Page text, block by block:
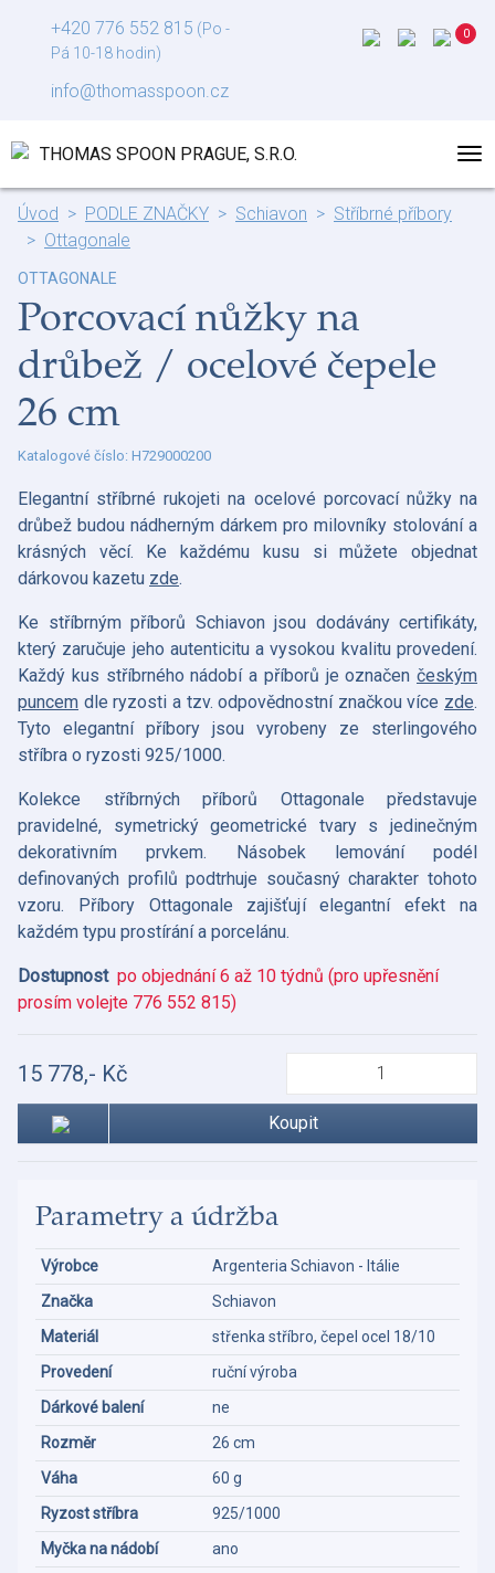
+420 776 552 815 (Po -
Pá 10-18 hodin)
info@thomasspoon.cz
Úvod PODLE ZNAČKY Schiavon
Stříbrné příbory
Ottagonale
OTTAGONALE
Porcovací nůžky na
drůbež / ocelové čepele
26 cm
Katalogové číslo: H729000200
Elegantní stříbrné rukojeti na ocelové porcovací nůžky na
drůbež budou nádherným dárkem pro milovníky stolování a
krásných věcí. Ke každému kusu si můžete objednat
dárkovou kazetu zde.
Ke stříbrným příborů Schiavon jsou dodávány certifikáty,
který zaručuje jeho autenticitu a vysokou kvalitu provedení.
Každý kus stříbrného nádobí a příborů je označen českým
puncem dle ryzosti a tzv. odpovědnostní značkou více zde.
Tyto elegantní příbory jsou vyrobeny ze sterlingového
stříbra o ryzosti 925/1000.
Kolekce stříbrných příborů Ottagonale představuje
pravidelné, symetrický geometrické tvary s jedinečným
dekorativním prvkem. Násobek lemování podél
definovaných profilů podtrhuje současný charakter tohoto
vzoru. Příbory Ottagonale zajišťují elegantní efekt na
každém typu prostírání a porcelánu.
Dostupnost po objednání 6 až 10 týdnů (pro upřesnění
prosím volejte 776 552 815)
15 778,- Kč
Koupit
Parametry a údržba
Výrobce
Argenteria Schiavon - Itálie
Značka
Schiavon
Materiál
střenka stříbro, čepel ocel 18/10
Provedení
ruční výroba
Dárkové balení
ne
Rozměr
26 cm
Váha
60 g
Ryzost stříbra
925/1000
Myčka na nádobí
ano